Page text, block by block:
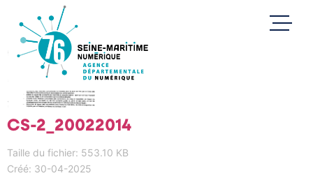
CS-2_20022014
Taille du fichier: 553.10 KB
Créé: 30-04-2025